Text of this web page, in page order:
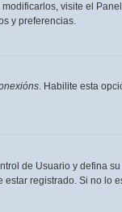
visite el
y preferencias.
. Habilite esta
de Usuario y defina
registrado. Si no lo